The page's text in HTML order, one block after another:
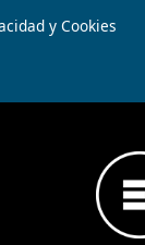
y Cookies